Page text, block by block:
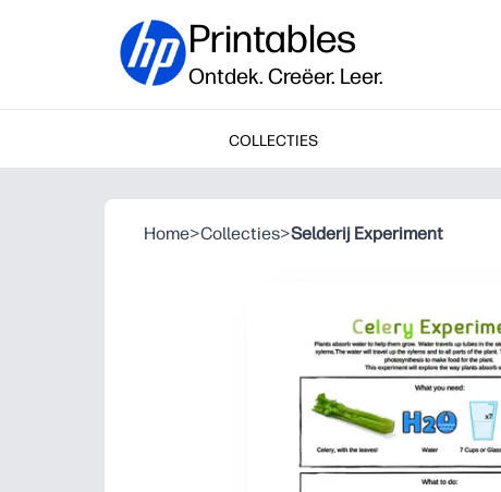
Printables
Ontdek. Creëer. Leer.
COLLECTIES
Home>Collecties>Selderij Experiment